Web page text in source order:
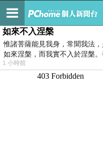
最新文章
如來不入涅槃
惟諸菩薩能見我身，常聞我法
如來涅槃，而我實不入於涅槃
1 小時前